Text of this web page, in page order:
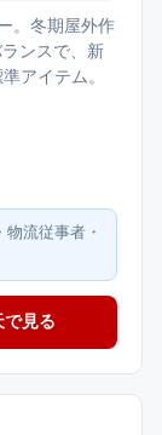
。冬期屋外作
ンスで、新
アイテム。
流従事者・
で見る